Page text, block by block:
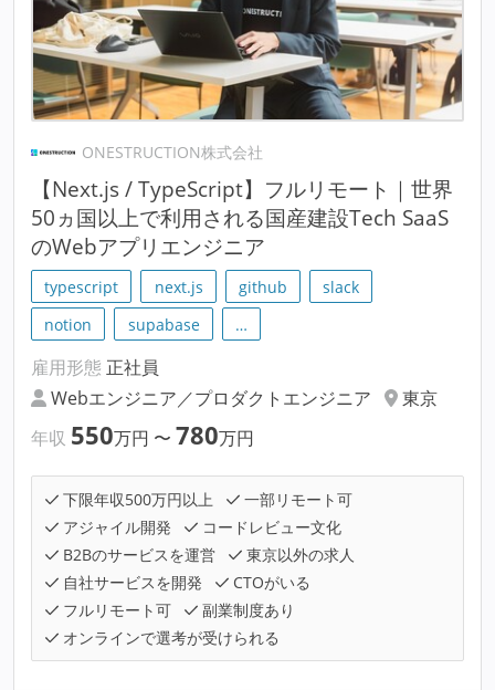
ONESTRUCTION株式会社
【Next.js / TypeScript】フルリモート｜世界
50ヵ国以上で利用される国産建設Tech SaaS
のWebアプリエンジニア
typescript next.js github
slack
notion
supabase …
雇用形態 正社員
Webエンジニア／プロダクトエンジニア
東京
年収 550万円 〜 780万円
下限年収500万円以上
一部リモート可
アジャイル開発
コードレビュー文化
B2Bのサービスを運営
東京以外の求人
自社サービスを開発
CTOがいる
フルリモート可
副業制度あり
オンラインで選考が受けられる